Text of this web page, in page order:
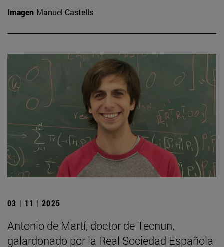
Imagen Manuel Castells
03 | 11 | 2025
Antonio de Martí, doctor de Tecnun,
galardonado por la Real Sociedad Española